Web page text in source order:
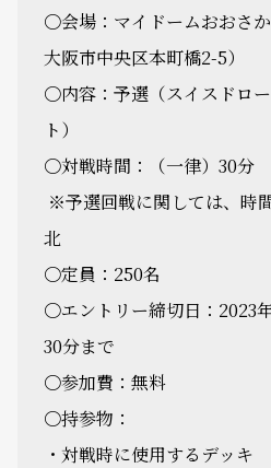
〇会場：マイドームおおさ
大阪市中央区本町橋2-5）
〇内容：予選（スイスドロ
ト）
〇対戦時間：（一律）30分
※予選回戦に関しては、時
北
〇定員：250名
〇エントリー締切日：2023
30分まで
〇参加費：無料
〇持参物：
・対戦時に使用するデッキ